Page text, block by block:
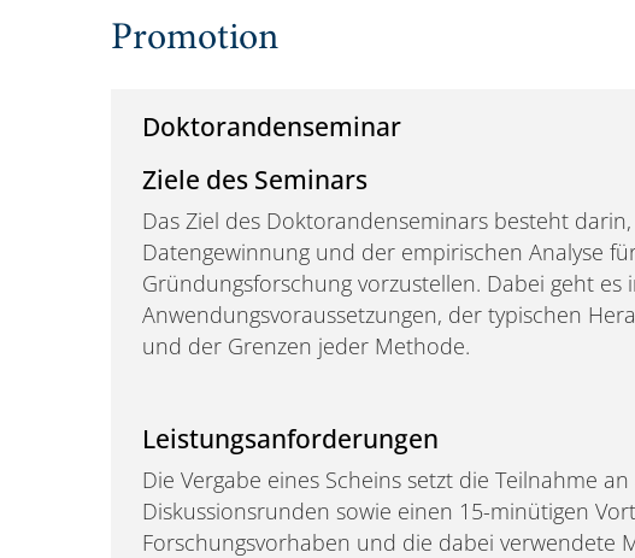
Promotion
Doktorandenseminar
Ziele des Seminars
Das Ziel des Doktorandenseminars besteht
Datengewinnung und der empirischen Analyse
Gründungsforschung vorzustellen. Dabei geht
Anwendungsvoraussetzungen, der typischen
und der Grenzen jeder Methode.
Leistungsanforderungen
Die Vergabe eines Scheins setzt die Teilnahme
Diskussionsrunden sowie einen 15-minütigen
Forschungsvorhaben und die dabei verwendete